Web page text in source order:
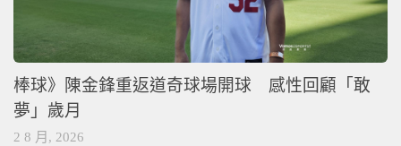
棒球》陳金鋒重返道奇球場開球 感性回顧「敢
夢」歲月
2 8 月, 2026